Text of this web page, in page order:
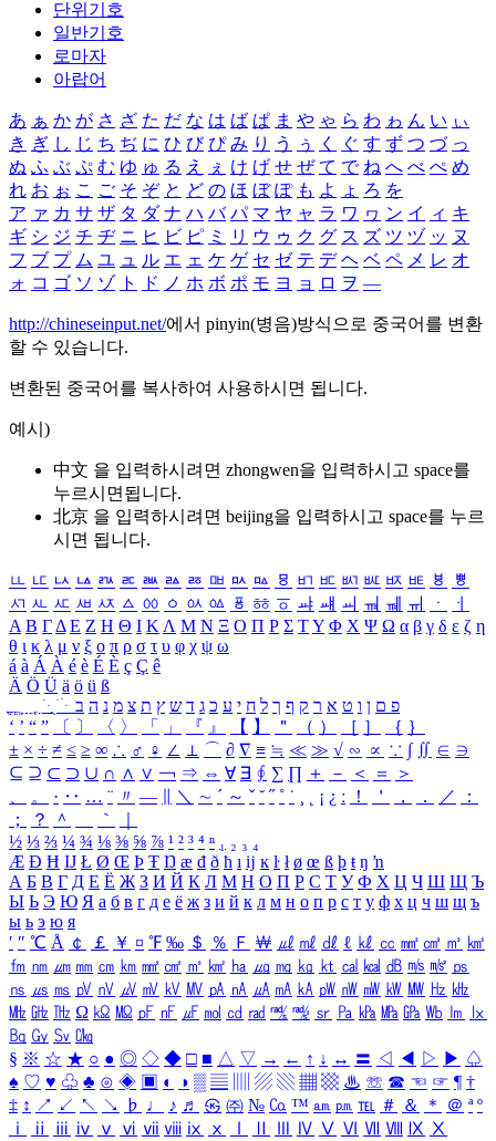
단위기호
일반기호
로마자
아랍어
あ ぁ か が さ ざ た だ な は ば ぱ ま や ゃ ら わ ゎ ん い ぃ
き ぎ し じ ち ぢ に ひ び ぴ み り う ぅ く ぐ す ず つ づ っ
ぬ ふ ぶ ぷ む ゆ ゅ る え ぇ け げ せ ぜ て で ね へ べ ぺ め
れ お ぉ こ ご そ ぞ と ど の ほ ぼ ぽ も よ ょ ろ を
ア ァ カ サ ザ タ ダ ナ ハ バ パ マ ヤ ャ ラ ワ ヮ ン イ ィ キ
ギ シ ジ チ ヂ ニ ヒ ビ ピ ミ リ ウ ゥ ク グ ス ズ ツ ヅ ッ ヌ
フ ブ プ ム ユ ュ ル エ ェ ケ ゲ セ ゼ テ デ ヘ ベ ペ メ レ オ
ォ コ ゴ ソ ゾ ト ド ノ ホ ボ ポ モ ヨ ョ ロ ヲ ―
http://chineseinput.net/에서 pinyin(병음)방식으로 중국어를 변환
할 수 있습니다.
변환된 중국어를 복사하여 사용하시면 됩니다.
예시)
中文 을 입력하시려면 zhongwen을 입력하시고 space를
누르시면됩니다.
北京 을 입력하시려면 beijing을 입력하시고 space를 누르
시면 됩니다.
ㅥ ㅦ ㅧ ㅨ ㅩ ㅪ ㅫ ㅬ ㅭ ㅮ ㅯ ㅰ ㅱ ㅲ ㅳ ㅴ ㅵ ㅶ ㅷ ㅸ
ㅹ
ㅺ ㅻ ㅼ ㅽ ㅾ ㅿ ㆀ ㆁ ㆂ ㆃ ㆄ ㆅ ㆆ ㆇ ㆈ ㆉ ㆊ ㆋ ㆌ ㆍ
ㆎ
Α Β ΓΔ Ε Ζ Η Θ Ι ΚΛ Μ Ν Ξ Ο Π Ρ Σ ΤΥ Φ Χ Ψ Ω α β γ δ ε ζ η
θ ι κ λ μ ν ξ ο π ρ σ τ υ φ χ ψ ω
á à Á À é è É È ç Ç ê
Ä Ö Ü ä ö ü ß
ִֶֹ ֻּ ׁׂ פ ם ן ו ט א ר ק ף ך ל ח י ע כ ג ד ש ץ ת צ מ נ ה ב
‘ ’ “ ” 〔 〕 〈 〉 「 」 『 』 【 】 ＂ （ ） ［ ］ ｛ ｝
± × ÷ ≠ ≤ ≥ ∞ ∴ ♂ ♀ ∠ ⊥ ⌒ ∂ ∇ ≡ ≒ ≪ ≫ √ ∽ ∝ ∵ ∫ ∬ ∈ ∋
⊆ ⊇ ⊂ ⊃ ∪ ∩ ∧ ∨ ￢ ⇒ ⇔ ∀ ∃ ∮ ∑ ∏ ＋ － ＜ ＝
＞
、
。 · ‥ … ¨ 〃 ― ＼ ∼ ´ ～ ˇ ˘ ˝ ˚ ˙ ¸ ¡ ¿ ː ！ ＇ ， ． ／
：
；
？ ＾ ｀
½ ⅓ ⅔ ¼ ¾ ⅛ ⅜ ⅝ ⅞ ¹ ² ³ ⁴ ⁿ ₁ ₂ ₃ ₄
Æ Ð Ħ Ĳ Ł Ø Œ Þ Ŧ Ŋ æ đ ð ħ ı ĳ ĸ ŀ ł ø œ ß þ ŧ ŋ ŉ
А Б В Г Д Е Ё Ж З И Й К Л М Н О П Р С Т У Ф Х Ц Ч Ш Щ Ъ
Ы Ь Э Ю Я а б в г д е ё ж з и й к л м н о п р с т у ф х ц ч ш щ ъ
ы ь э ю я
′ ″ ℃ Å ￠ ￡ ￥ ¤ ℉ ‰ ＄ ％ Ｆ ￦ ㎕ ㎖ ㎗ ℓ ㎘ ㏄ ㎣ ㎤ ㎥ ㎦
㎙ ㎚ ㎛ ㎜ ㎝ ㎞ ㎟ ㎠ ㎡ ㎢ ㏊ ㎍ ㎎ ㎏ ㏏ ㎈ ㎉ ㏈ ㎧ ㎨ ㎰
㎱ ㎲ ㎳ ㎴ ㎵ ㎶ ㎷ ㎸ ㎹ ㎀ ㎁ ㎂ ㎃ ㎄ ㎺ ㎻ ㎽ ㎾ ㎿ ㎐ ㎑
㎒ ㎓ ㎔ Ω ㏀ ㏁ ㎊ ㎋ ㎌ ㏖ ㏅ ㎭ ㎮ ㎯ ㏛ ㎩ ㎪ ㎫ ㎬ ㏝ ㏐
㏓
㏃ ㏉ ㏜ ㏆
§ ※ ☆ ★ ○ ● ◎ ◇ ◆ □ ■ △ ▽ → ← ↑ ↓ ↔ 〓 ◁ ◀ ▷ ▶ ♤
♠ ♡ ♥ ♧ ♣ ⊙ ◈ ▣ ◐ ◑ ▒ ▤ ▨ ▧ ▦ ▩ ♨ ☏ ☎ ☜ ☞ ¶ †
‡ ↕ ↗ ↙ ↖ ↘ ♭ ♩ ♪ ♬ ㉿ ㈜ № ㏇ ™ ㏂ ㏘ ℡ ＃ ＆ ＊ ＠ ª º
ⅰ
ⅱ ⅲ ⅳ ⅴ ⅵ ⅶ ⅷ ⅸ ⅹ Ⅳ Ⅴ Ⅵ Ⅶ Ⅷ Ⅸ Ⅹ